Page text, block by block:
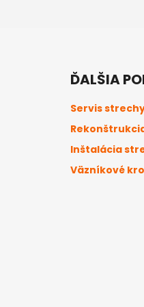
ĎALŠIA
Servis
Inštalácia
Väzníkové